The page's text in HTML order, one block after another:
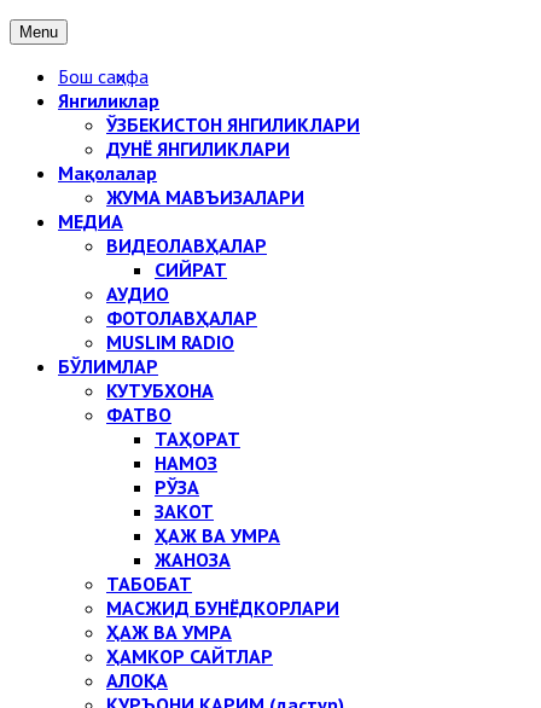
Menu
Бош саҳифа
Янгиликлар
ЎЗБЕКИСТОН ЯНГИЛИКЛАРИ
ДУНЁ ЯНГИЛИКЛАРИ
Мақолалар
ЖУМА МАВЪИЗАЛАРИ
МЕДИА
ВИДЕОЛАВҲАЛАР
СИЙРАТ
АУДИО
ФОТОЛАВҲАЛАР
MUSLIM RADIO
БЎЛИМЛАР
КУТУБХОНА
ФАТВО
ТАҲОРАТ
НАМОЗ
РЎЗА
ЗАКОТ
ҲАЖ ВА УМРА
ЖАНОЗА
ТАБОБАТ
МАСЖИД БУНЁДКОРЛАРИ
ҲАЖ ВА УМРА
ҲАМКОР САЙТЛАР
АЛОҚА